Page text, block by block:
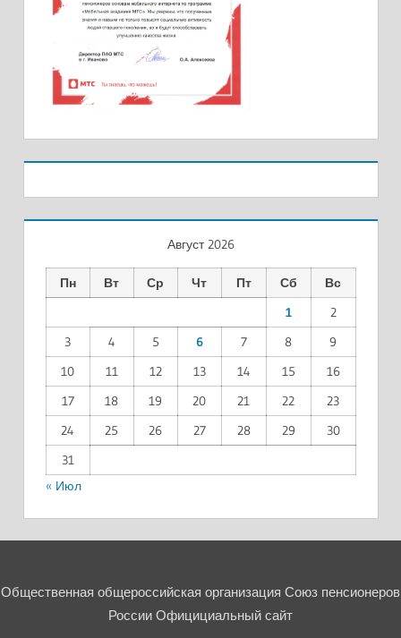
Август 2026
Пн Вт Ср Чт Пт Сб
Вс
1
2
3
4 5 6 7 8
9
10
11 12 13 14 15
16
17
18 19 20 21 22
23
24
25 26 27 28 29
30
31
« Июл
Общественная общероссийская организация Союз пенсионеров
России Официциальный сайт